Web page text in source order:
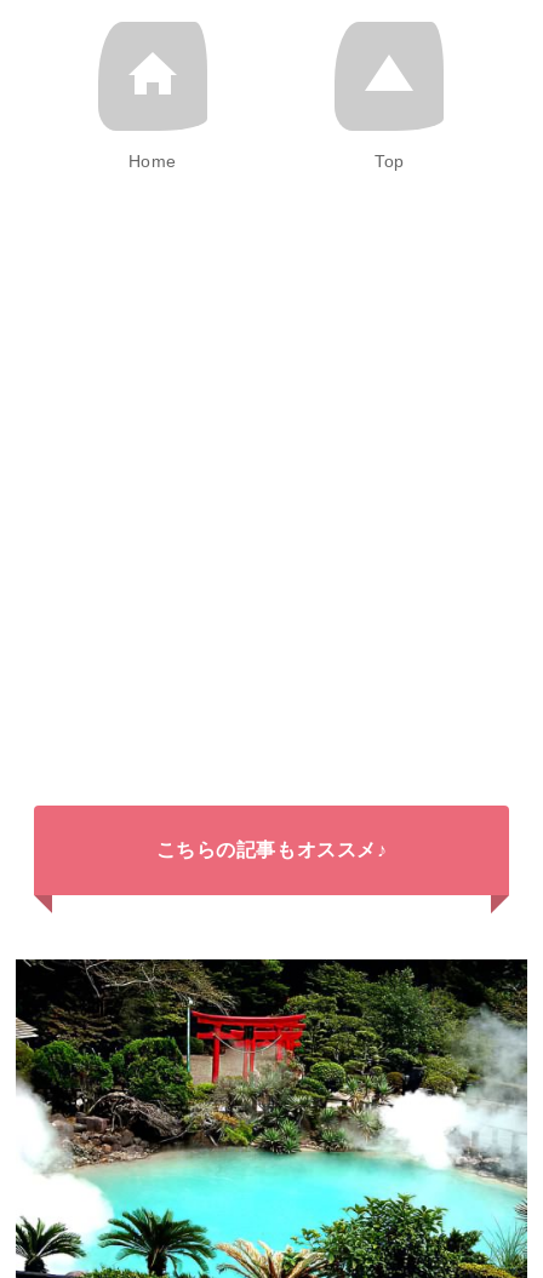
Home Top
こちらの記事もオススメ♪